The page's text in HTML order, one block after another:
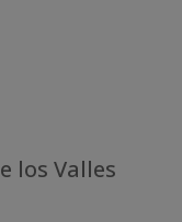
los Valles